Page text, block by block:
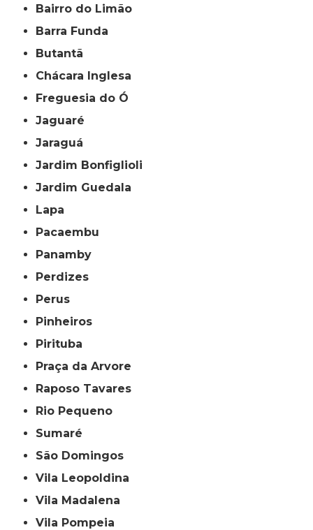
Bairro do Limão
Barra Funda
Butantã
Chácara Inglesa
Freguesia do Ó
Jaguaré
Jaraguá
Jardim Bonfiglioli
Jardim Guedala
Lapa
Pacaembu
Panamby
Perdizes
Perus
Pinheiros
Pirituba
Praça da Arvore
Raposo Tavares
Rio Pequeno
Sumaré
São Domingos
Vila Leopoldina
Vila Madalena
Vila Pompeia